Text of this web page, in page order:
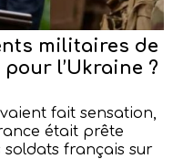
militaires de
l’Ukraine ?
fait sensation,
était prête
français sur